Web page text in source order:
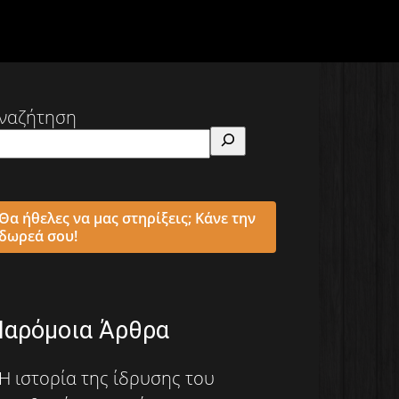
ήθελες να μας στηρίξεις; Κάνε την
σου!
Άρθρα
ιστορία της ίδρυσης του